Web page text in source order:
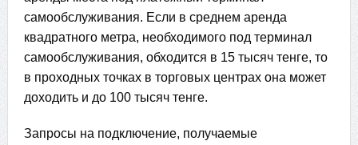
самообслуживания. Если в среднем аренда
квадратного метра, необходимого под терминал
самообслуживания, обходится в 15 тысяч тенге, то
в проходных точках в торговых центрах она может
доходить и до 100 тысяч тенге.
Запросы на подключение, получаемые